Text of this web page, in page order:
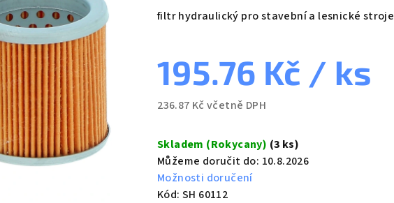
filtr hydraulický pro stavební a lesnické stroje
195.76 Kč / ks
236.87 Kč včetně DPH
cena:
Skladem (Rokycany) (3 ks)
Můžeme doručit do: 10.8.2026
Možnosti doručení
Kód: SH 60112